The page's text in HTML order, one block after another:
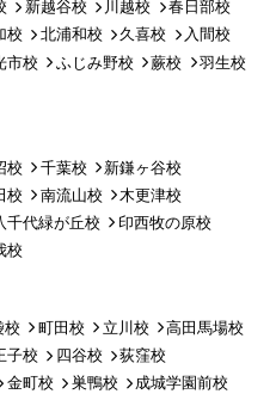
新越谷校 川越校
春日部校
校 北浦和校 久喜校
入間校
市校 ふじみ野校 蕨校
羽生校
校 千葉校
新鎌ヶ谷校
校 南流山校
木更津校
千代緑が丘校
印西牧の原校
校
校 町田校 立川校
高田馬場校
子校 四谷校
荻窪校
金町校 巣鴨校
成城学園前校